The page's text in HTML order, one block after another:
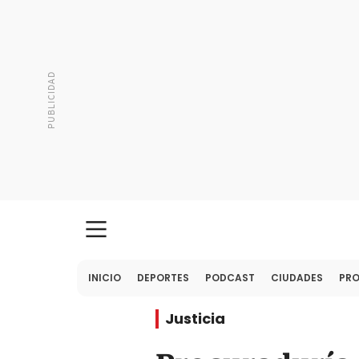
INICIO DEPORTES PODCAST CIUDADES
Justicia